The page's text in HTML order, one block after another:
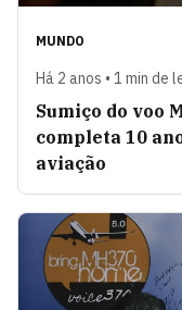
MUNDO
Há 2 anos • 1 min de
Sumiço do voo
completa 10
aviação